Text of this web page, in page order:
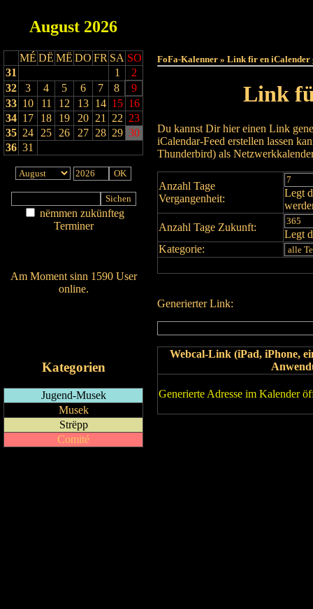
August 2026
MÉ DË MË DO FR SA SO
31
1
2
32
3 4 5 6 7 8
9
33 10 11 12 13 14 15 16
34 17 18 19 20 21 22 23
35 24 25 26 27 28 29 30
36 31
nëmmen zukünfteg
Terminer
Am Moment sinn 1590 User
online.
Kategorien
Jugend-Musek
Musek
Strëpp
Comité
FoFa-Kalenner » Link fir en iCalender
Link
Du kannst Dir hier einen Link
iCalendar-Feed erstellen lassen
Thunderbird) als
Anzahl Tage
Vergangenheit:
Legt
Anzahl Tage Zukunft:
Legt
Kategorie:
Generierter Link:
Webcal-Link (iPad, iPhone,
Generierte Adresse im Kalender